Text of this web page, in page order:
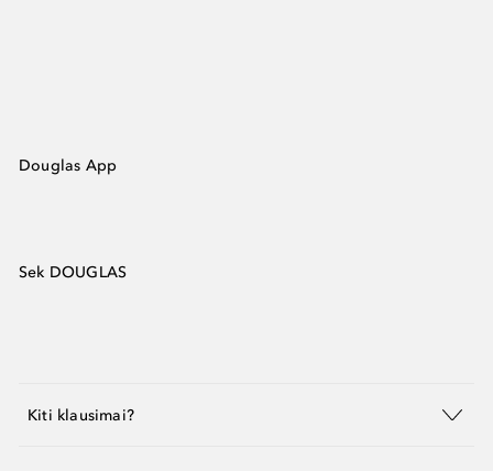
Douglas App
Sek DOUGLAS
Kiti klausimai?